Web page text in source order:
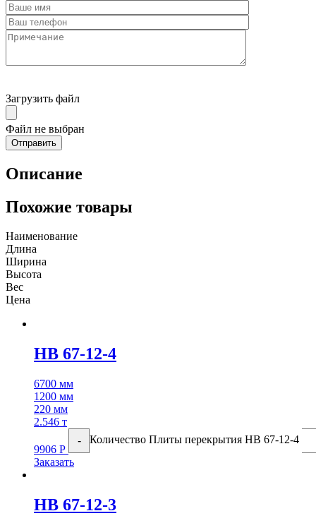
Загрузить файл
Файл не выбран
Описание
Похожие товары
Наименование
Длина
Ширина
Высота
Вес
Цена
НВ 67-12-4
6700 мм
1200 мм
220 мм
2.546 т
9906 Р
-
Количество Плиты перекрытия НВ 67-12-4
Заказать
НВ 67-12-3